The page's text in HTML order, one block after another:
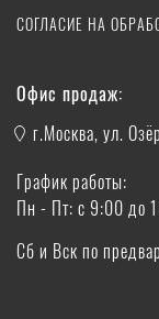
СОГЛАСИЕ НА
Офис продаж:
г.Москва, ул.
График работы:
Пн - Пт: с 9:00 до
Сб и Вск по